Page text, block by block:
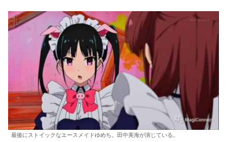
最後にストイックなエースメイドゆめち。田中美海が演じている。